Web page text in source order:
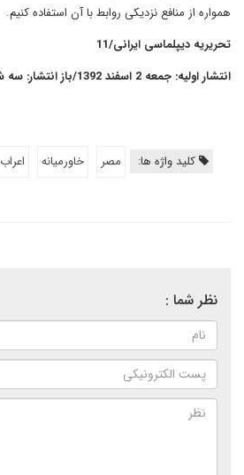
همواره از منافع نزدیکی روابط با آن استفاده کنیم.
تحریریه دیپلماسی ایرانی/11
انتشار اولیه: جمعه 2 اسفند 1392/باز انتشار: سه شنبه 6 اسفند 1392
کلید واژه ها: مصر خاورمیانه اعراب
نظر شما :